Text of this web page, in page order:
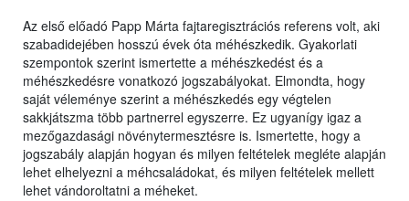
Az első előadó Papp Márta fajtaregisztrációs referens volt, aki
szabadidejében hosszú évek óta méhészkedik. Gyakorlati
szempontok szerint ismertette a méhészkedést és a
méhészkedésre vonatkozó jogszabályokat. Elmondta, hogy
saját véleménye szerint a méhészkedés egy végtelen
sakkjátszma több partnerrel egyszerre. Ez ugyanígy igaz a
mezőgazdasági növénytermesztésre is. Ismertette, hogy a
jogszabály alapján hogyan és milyen feltételek megléte alapján
lehet elhelyezni a méhcsaládokat, és milyen feltételek mellett
lehet vándoroltatni a méheket.